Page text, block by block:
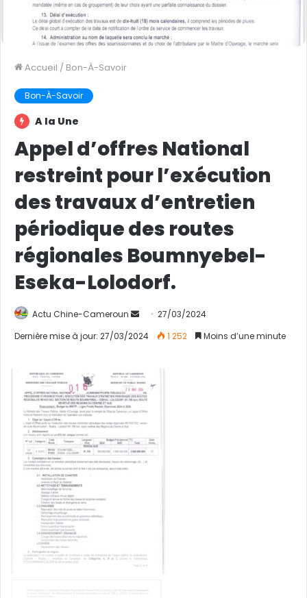
Accueil / Bon-À-Savoir
Bon-À-Savoir
A la Une
Appel d’offres National
restreint pour l’exécution
des travaux d’entretien
périodique des routes
régionales Boumnyebel-
Eseka-Lolodorf.
Actu Chine-Cameroun
n
y
e
r
n
c
e
27/03/2024
Dernière mise à jour: 27/03/2024
1 252 Moins d’une minute